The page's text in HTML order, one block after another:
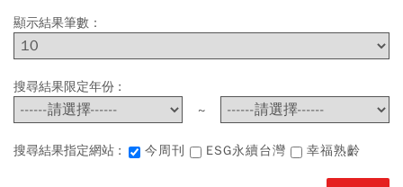
顯示結果筆數：
搜尋結果限定年份 :
~
搜尋結果指定網站 : 今周刊 ESG永續台灣 幸福熟齡